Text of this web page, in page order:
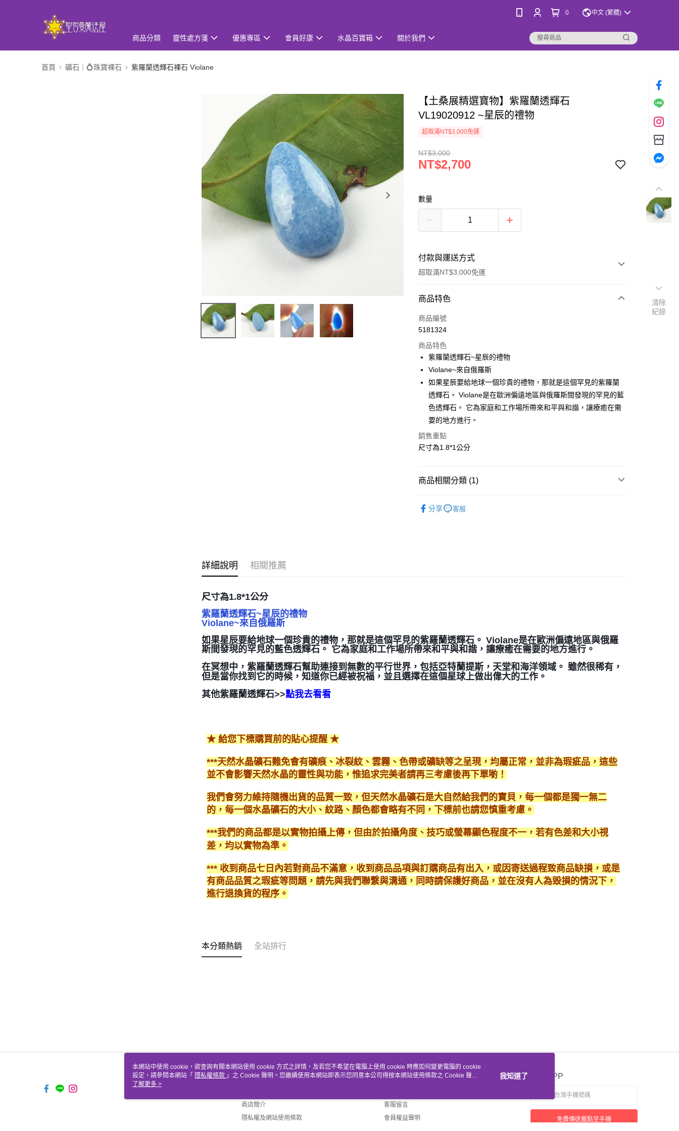
0 中文 (繁體)
商品分類 靈性處方箋 優惠專區 會員好康 水晶百寶箱 關於我們
首頁 礦石｜💍珠寶裸石 紫羅蘭透輝石裸石 Violane
【土桑展精選寶物】紫羅蘭透輝石
VL19020912 ~星辰的禮物
超取滿NT$3,000免運
NT$3,000
NT$2,700
數量
付款與運送方式
超取滿NT$3,000免運
付款方式
信用卡一次付款
LINE Pay
Apple Pay
街口支付
悠遊付
全家取貨付款
7-11取貨付款
商品特色
商品編號
5181324
商品特色
紫羅蘭透輝石~星辰的禮物
Violane~來自俄羅斯
如果星辰要給地球一個珍貴的禮物，那就是這個罕見的紫羅蘭
透輝石。 Violane是在歐洲偏遠地區與俄羅斯間發現的罕見的藍
色透輝石。 它為家庭和工作場所帶來和平與和諧，讓療癒在需
要的地方進行。
銷售重點
尺寸為1.8*1公分
商品相關分類 (1)
分享
客服
詳細說明 相關推薦
尺寸為1.8*1公分
紫羅蘭透輝石~星辰的禮物
Violane~來自俄羅斯
如果星辰要給地球一個珍貴的禮物，那就是這個罕見的紫羅蘭透輝石。 Violane是在歐洲偏遠地區與俄羅
斯間發現的罕見的藍色透輝石。 它為家庭和工作場所帶來和平與和諧，讓療癒在需要的地方進行。
在冥想中，紫羅蘭透輝石幫助連接到無數的平行世界，包括亞特蘭提斯，天堂和海洋領域。 雖然很稀有，
但是當你找到它的時候，知道你已經被祝福，並且選擇在這個星球上做出偉大的工作。
其他紫羅蘭透輝石>>點我去看看
★ 給您下標購買前的貼心提醒 ★
***天然水晶礦石難免會有礦痕、冰裂紋、雲霧、色帶或礦缺等之呈現，均屬正常，並非為瑕疵品，這些
並不會影響天然水晶的靈性與功能，惟追求完美者請再三考慮後再下單喲！
我們會努力維持隨機出貨的品質一致，但天然水晶礦石是大自然給我們的寶貝，每一個都是獨一無二
的，每一個水晶礦石的大小、紋路、顏色都會略有不同，下標前也請您慎重考慮。
***我們的商品都是以實物拍攝上傳，但由於拍攝角度、技巧或螢幕顯色程度不一，若有色差和大小視
差，均以實物為準。
*** 收到商品七日內若對商品不滿意，收到商品品項與訂購商品有出入，或因寄送過程致商品缺損，或是
有商品品質之瑕疵等問題，請先與我們聯繫與溝通，同時請保護好商品，並在沒有人為毀損的情況下，
進行退換貨的程序。
本分類熱銷 全站排行
關於我們
商店簡介
隱私權及網站使用條款
客服資訊
客服留言
會員權益聲明
官方APP
免費傳送載點至手機
清除
紀錄
本網站中使用 cookie，欲查詢有關本網站使用 cookie 方式之詳情，及若您不希望在電腦上使用 cookie 時應如何變更電腦的 cookie
設定，請參閱本網站「 隱私權條款 」之 Cookie 聲明。您繼續使用本網站即表示您同意本公司得按本網站使用條款之 Cookie 聲明
使用 cookie。
了解更多 >
我知道了